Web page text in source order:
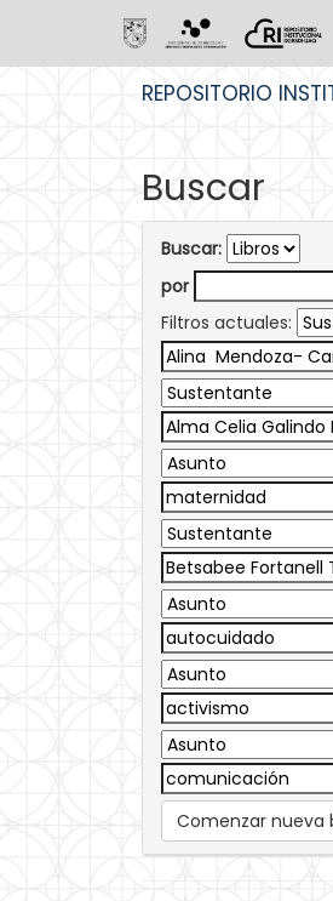
REPOSITORIO
Buscar
Buscar:
por
Filtros actuales:
Comenzar nueva